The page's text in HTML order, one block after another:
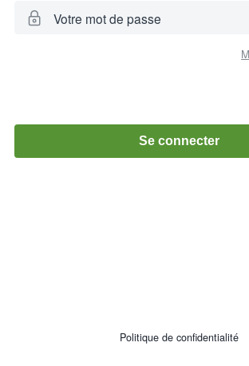
Votre mot de passe
Se connecter
Politique de confidentialité